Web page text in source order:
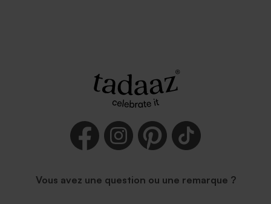
Vous avez une question ou une remarque ?